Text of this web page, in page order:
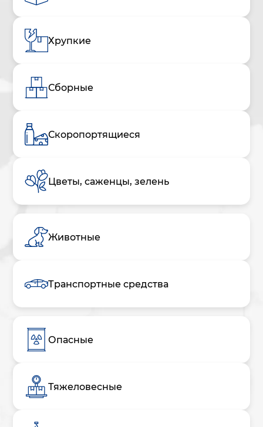
Хрупкие
Сборные
Скоропортящиеся
Цветы, саженцы, зелень
Животные
Транспортные средства
Опасные
Тяжеловесные